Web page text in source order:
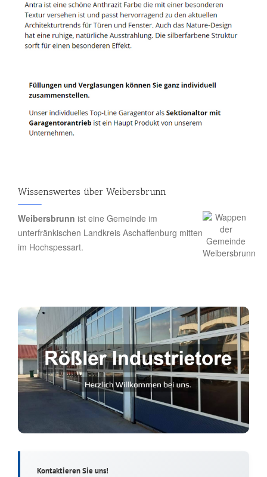
Wissenswertes über Weibersbrunn
Weibersbrunn ist eine Gemeinde im
unterfränkischen Landkreis Aschaffenburg mitten
im Hochspessart.
Kontaktieren Sie uns!